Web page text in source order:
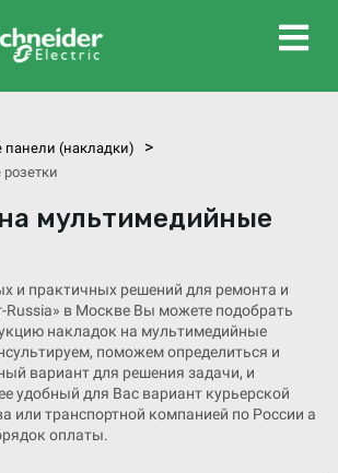
(накладки) >
мультимедийные
и практичных решений для ремонта и
Russia» в Москве Вы можете подобрать
накладок на мультимедийные
поможем определиться и
вариант для решения задачи, и
удобный для Вас вариант курьерской
или транспортной компанией по России а
оплаты.